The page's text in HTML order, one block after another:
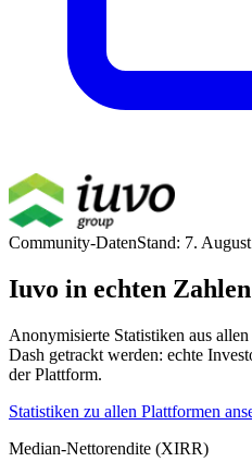
Community-DatenStand: 7.
Iuvo in echten Zahlen
Anonymisierte Statistiken aus
Dash getrackt werden: echte
der Plattform.
Statistiken zu allen Plattformen
Median-Nettorendite (XIRR)